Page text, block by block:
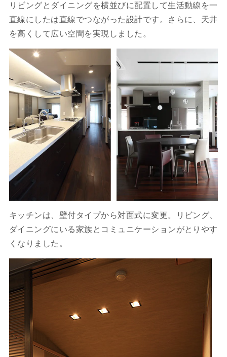
リビングとダイニングを横並びに配置して生活動線を一
直線にしたは直線でつながった設計です。さらに、天井
を高くして広い空間を実現しました。
キッチンは、壁付タイプから対面式に変更。リビング、
ダイニングにいる家族とコミュニケーションがとりやす
くなりました。